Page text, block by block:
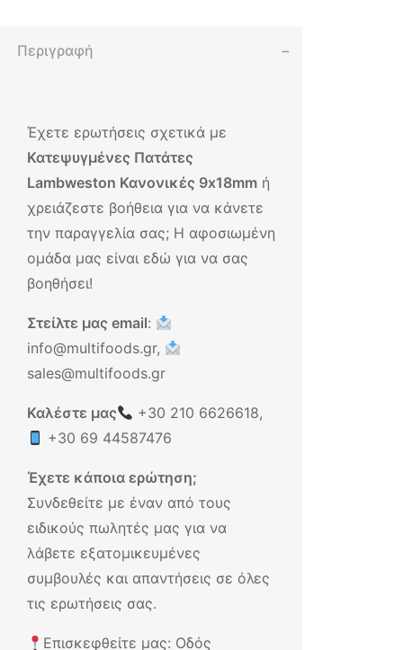
Περιγραφή
Έχετε ερωτήσεις σχετικά με
Κατεψυγμένες Πατάτες
Lambweston Κανονικές 9x18mm ή
χρειάζεστε βοήθεια για να κάνετε
την παραγγελία σας; Η αφοσιωμένη
ομάδα μας είναι εδώ για να σας
βοηθήσει!
Στείλτε μας email:
info@multifoods.gr,
sales@multifoods.gr
Καλέστε μας +30 210 6626618,
+30 69 44587476
Έχετε κάποια ερώτηση;
Συνδεθείτε με έναν από τους
ειδικούς πωλητές μας για να
λάβετε εξατομικευμένες
συμβουλές και απαντήσεις σε όλες
τις ερωτήσεις σας.
Επισκεφθείτε μας: Οδός